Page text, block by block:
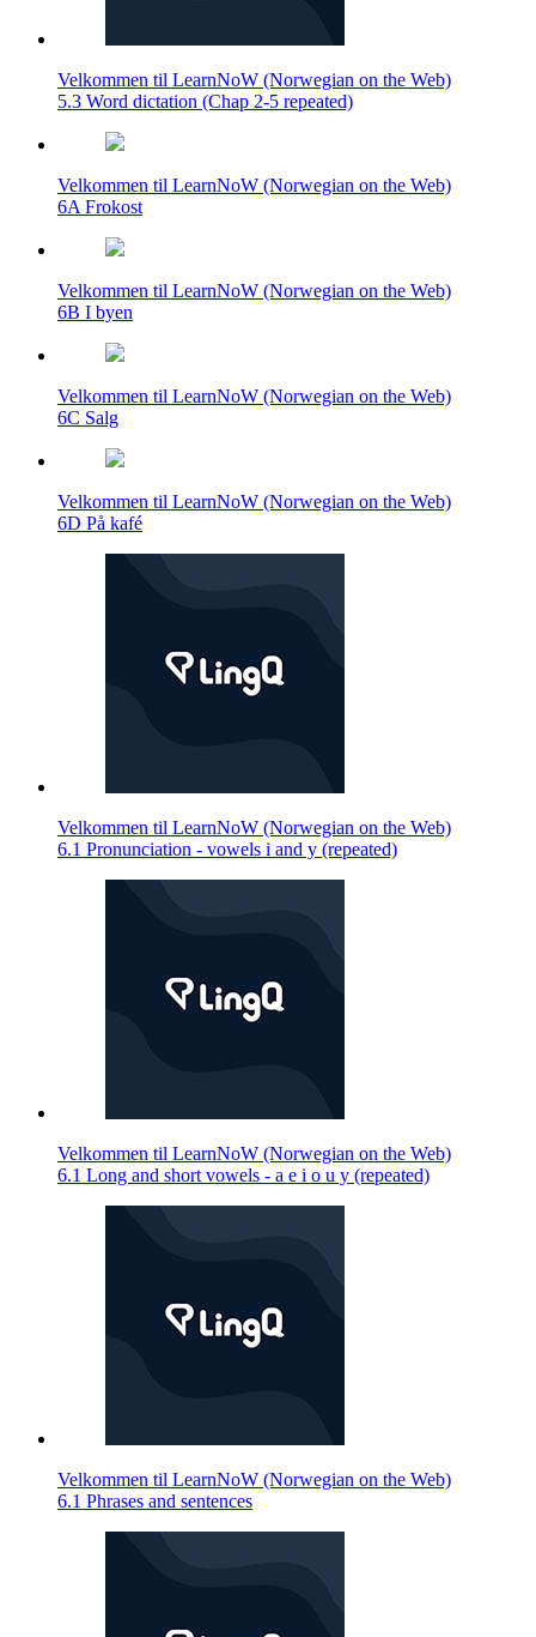
Velkommen til LearnNoW (Norwegian on the Web)
5.3 Word dictation (Chap 2-5 repeated)
Velkommen til LearnNoW (Norwegian on the Web)
6A Frokost
Velkommen til LearnNoW (Norwegian on the Web)
6B I byen
Velkommen til LearnNoW (Norwegian on the Web)
6C Salg
Velkommen til LearnNoW (Norwegian on the Web)
6D På kafé
Velkommen til LearnNoW (Norwegian on the Web)
6.1 Pronunciation - vowels i and y (repeated)
Velkommen til LearnNoW (Norwegian on the Web)
6.1 Long and short vowels - a e i o u y (repeated)
Velkommen til LearnNoW (Norwegian on the Web)
6.1 Phrases and sentences